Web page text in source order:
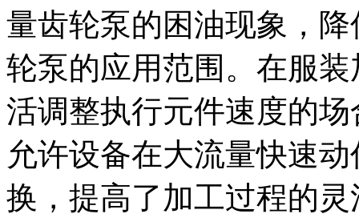
量齿轮泵的困油现象，
轮泵的应用范围。在服
活调整执行元件速度的
允许设备在大流量快速
换，提高了加工过程的